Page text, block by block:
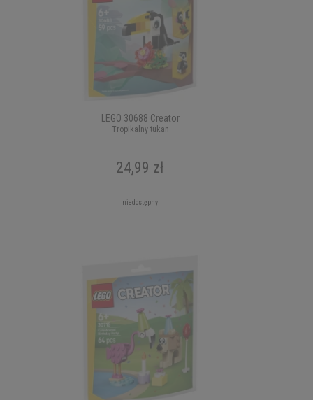
LEGO 30688 Creator
Tropikalny tukan
24,99 zł
niedostępny